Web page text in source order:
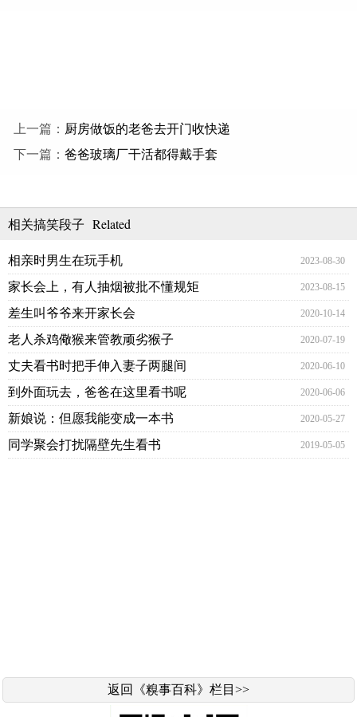
上一篇： 厨房做饭的老爸去开门收快递
下一篇： 爸爸玻璃厂干活都得戴手套
相关搞笑段子 Related
相亲时男生在玩手机 2023-08-30
家长会上，有人抽烟被批不懂规矩 2023-08-15
差生叫爷爷来开家长会 2020-10-14
老人杀鸡儆猴来管教顽劣猴子 2020-07-19
丈夫看书时把手伸入妻子两腿间 2020-06-10
到外面玩去，爸爸在这里看书呢 2020-06-06
新娘说：但愿我能变成一本书 2020-05-27
同学聚会打扰隔壁先生看书 2019-05-05
返回《糗事百科》栏目>>